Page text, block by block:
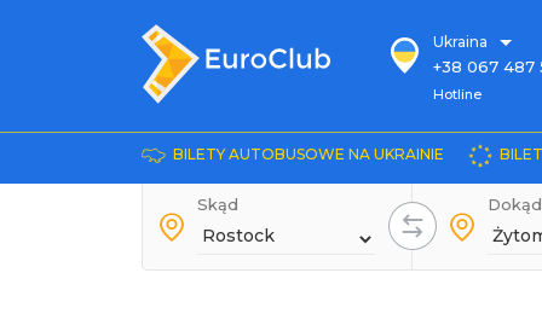
Ukraina
+38 067 487
Hotline
+38 066 281
+38 067 240
+38 093 153
+38 093 858
Hotline
BILETY AUTOBUSOWE NA UKRAINIE
Skąd Dokąd